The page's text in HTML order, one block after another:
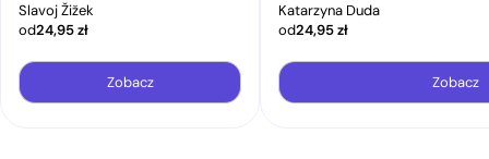
Slavoj Žižek
od24,95zł
Zobacz
Katarzyna Duda
od24,95zł
Zobacz